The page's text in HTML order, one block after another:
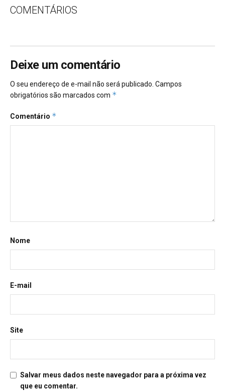
COMENTÁRIOS
Deixe um comentário
O seu endereço de e-mail não será publicado. Campos
obrigatórios são marcados com *
Comentário *
Nome
E-mail
Site
Salvar meus dados neste navegador para a próxima vez
que eu comentar.